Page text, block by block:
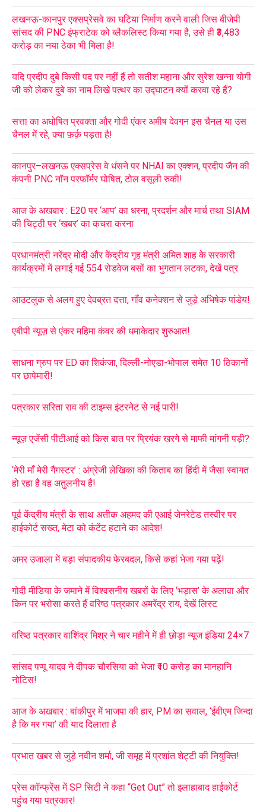
लखनऊ-कानपुर एक्सप्रेसवे का घटिया निर्माण करने वाली जिस बीजेपी
सांसद की PNC इंफ्राटेक को ब्लैकलिस्ट किया गया है, उसे ही ₹3,483
करोड़ का नया ठेका भी मिला है!
यदि प्रदीप दुबे किसी पद पर नहीं हैं तो सतीश महाना और सुरेश खन्ना योगी
जी को लेकर दुबे का नाम लिखे पत्थर का उद्घाटन क्यों करवा रहे हैं?
सत्ता का अघोषित प्रवक्ता और गोदी एंकर अमीष देवगन इस चैनल या उस
चैनल में रहे, क्या फ़र्क़ पड़ता है!
कानपुर–लखनऊ एक्सप्रेस वे धंसने पर NHAI का एक्शन, प्रदीप जैन की
कंपनी PNC नॉन परफॉर्मर घोषित, टोल वसूली रुकी!
आज के अखबार : E20 पर ‘आप’ का धरना, प्रदर्शन और मार्च तथा SIAM
की चिट्ठी पर ‘खबर’ का कचरा करना
प्रधानमंत्री नरेंद्र मोदी और केंद्रीय गृह मंत्री अमित शाह के सरकारी
कार्यक्रमों में लगाई गई 554 रोडवेज बसों का भुगतान लटका, देखें पत्र
आउटलुक से अलग हुए देवब्रत दत्ता, गाँव कनेक्शन से जुड़े अभिषेक पांडेय!
एबीपी न्यूज़ से एंकर महिमा कंवर की धमाकेदार शुरुआत!
साधना ग्रुप पर ED का शिकंजा, दिल्ली-नोएडा-भोपाल समेत 10 ठिकानों
पर छापेमारी!
पत्रकार सरिता राव की टाइम्स इंटरनेट से नई पारी!
न्यूज़ एजेंसी पीटीआई को किस बात पर प्रियंक खरगे से माफी मांगनी पड़ी?
‘मेरी माँ मेरी गैंगस्टर’ : अंग्रेजी लेखिका की किताब का हिंदी में जैसा स्वागत
हो रहा है वह अतुलनीय है!
पूर्व केंद्रीय मंत्री के साथ अतीक अहमद की एआई जेनरेटेड तस्वीर पर
हाईकोर्ट सख्त, मेटा को कंटेंट हटाने का आदेश!
अमर उजाला में बड़ा संपादकीय फेरबदल, किसे कहां भेजा गया पढ़ें!
गोदी मीडिया के जमाने में विश्वसनीय खबरों के लिए ‘भड़ास’ के अलावा और
किन पर भरोसा करते हैं वरिष्ठ पत्रकार अमरेंद्र राय, देखें लिस्ट
वरिष्ठ पत्रकार वाशिंद्र मिश्र ने चार महीने में ही छोड़ा न्यूज इंडिया 24×7
सांसद पप्पू यादव ने दीपक चौरसिया को भेजा ₹10 करोड़ का मानहानि
नोटिस!
आज के अखबार : बांकीपुर में भाजपा की हार, PM का सवाल, ‘ईवीएम जिन्दा
है कि मर गया’ की याद दिलाता है
प्रभात खबर से जुड़े नवीन शर्मा, जी समूह में प्रशांत शेट्टी की नियुक्ति!
प्रेस कॉन्फ्रेंस में SP सिटी ने कहा “Get Out” तो इलाहाबाद हाईकोर्ट
पहुंच गया पत्रकार!